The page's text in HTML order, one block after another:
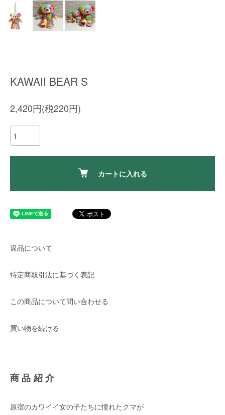
KAWAII BEAR S
2,420円(税220円)
カートに入れる
返品について
特定商取引法に基づく表記
この商品について問い合わせる
買い物を続ける
商品紹介
原宿のカワイイ女の子たちに憧れたクマが